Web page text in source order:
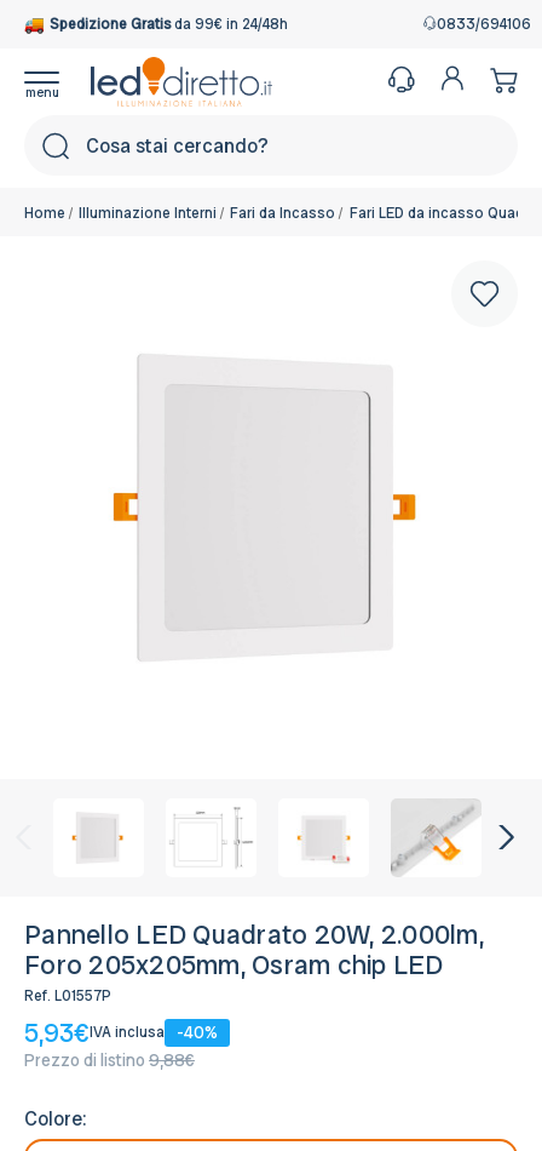
Spedizione Gratisda 99€ in 24/48h 0833/694106
Home Illuminazione Interni Fari da Incasso Fari LED da incasso
Pannello LED Quadrato 20W, 2.000lm,
Foro 205x205mm, Osram chip LED
Ref. L01557P
5,93€IVA inclusa
-40%
Prezzo di listino 9,88€
Bianco Naturale 4.000K
Colore: